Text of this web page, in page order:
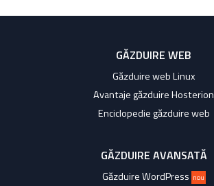
GĂZDUIRE WEB
Găzduire web Linux
Avantaje găzduire Hosterion
Enciclopedie găzduire web
GĂZDUIRE AVANSATĂ
Găzduire WordPress nou